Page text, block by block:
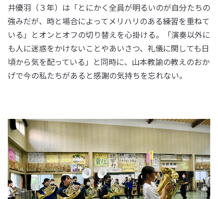
井優羽（３年）は「とにかく全員が明るいのが自分たちの
強みだが、時と場合によってメリハリのある練習を重ねて
いる」とオンとオフの切り替えを心掛ける。「演奏以外に
も人に迷惑をかけないことやあいさつ、礼儀に関しても日
頃から気を配っている」と同時に、山本教諭の教えのおか
げで今の私たちがあると感謝の気持ちを忘れない。